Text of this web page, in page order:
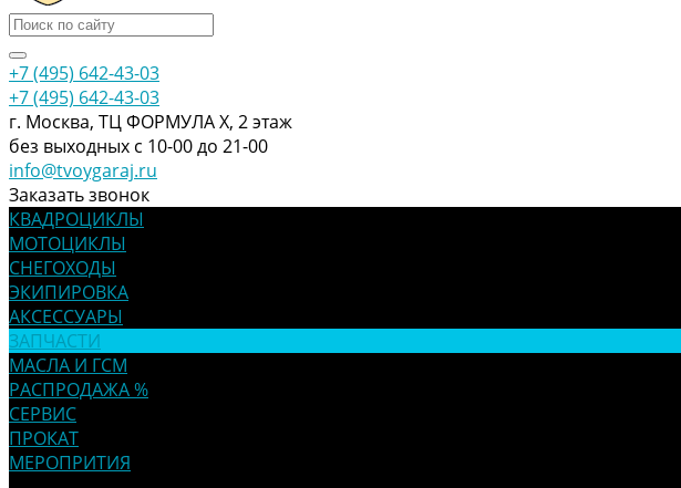
+7 (495) 642-43-03
+7 (495) 642-43-03
г. Москва, ТЦ ФОРМУЛА Х, 2 этаж
без выходных с 10-00 до 21-00
info@tvoygaraj.ru
Заказать звонок
КВАДРОЦИКЛЫ
МОТОЦИКЛЫ
СНЕГОХОДЫ
ЭКИПИРОВКА
АКСЕССУАРЫ
ЗАПЧАСТИ
МАСЛА И ГСМ
РАСПРОДАЖА %
СЕРВИС
ПРОКАТ
МЕРОПРИТИЯ